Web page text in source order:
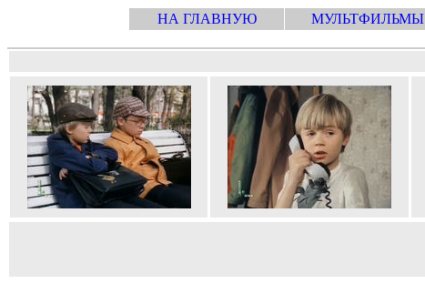
НА ГЛАВНУЮ МУЛЬТФИЛЬМЫ